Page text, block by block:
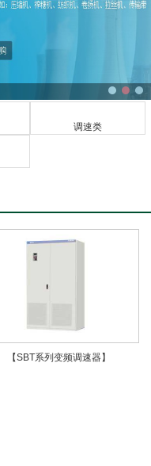
调速类
【SBT系列变频调速器】